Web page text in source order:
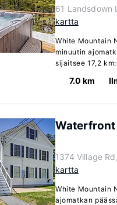
61 Landsdown
kartta
White Mountain
minuutin
sijaitsee 17,2
7.0 km
Waterfront
1374 Village
kartta
White Mountain
ajomatkan